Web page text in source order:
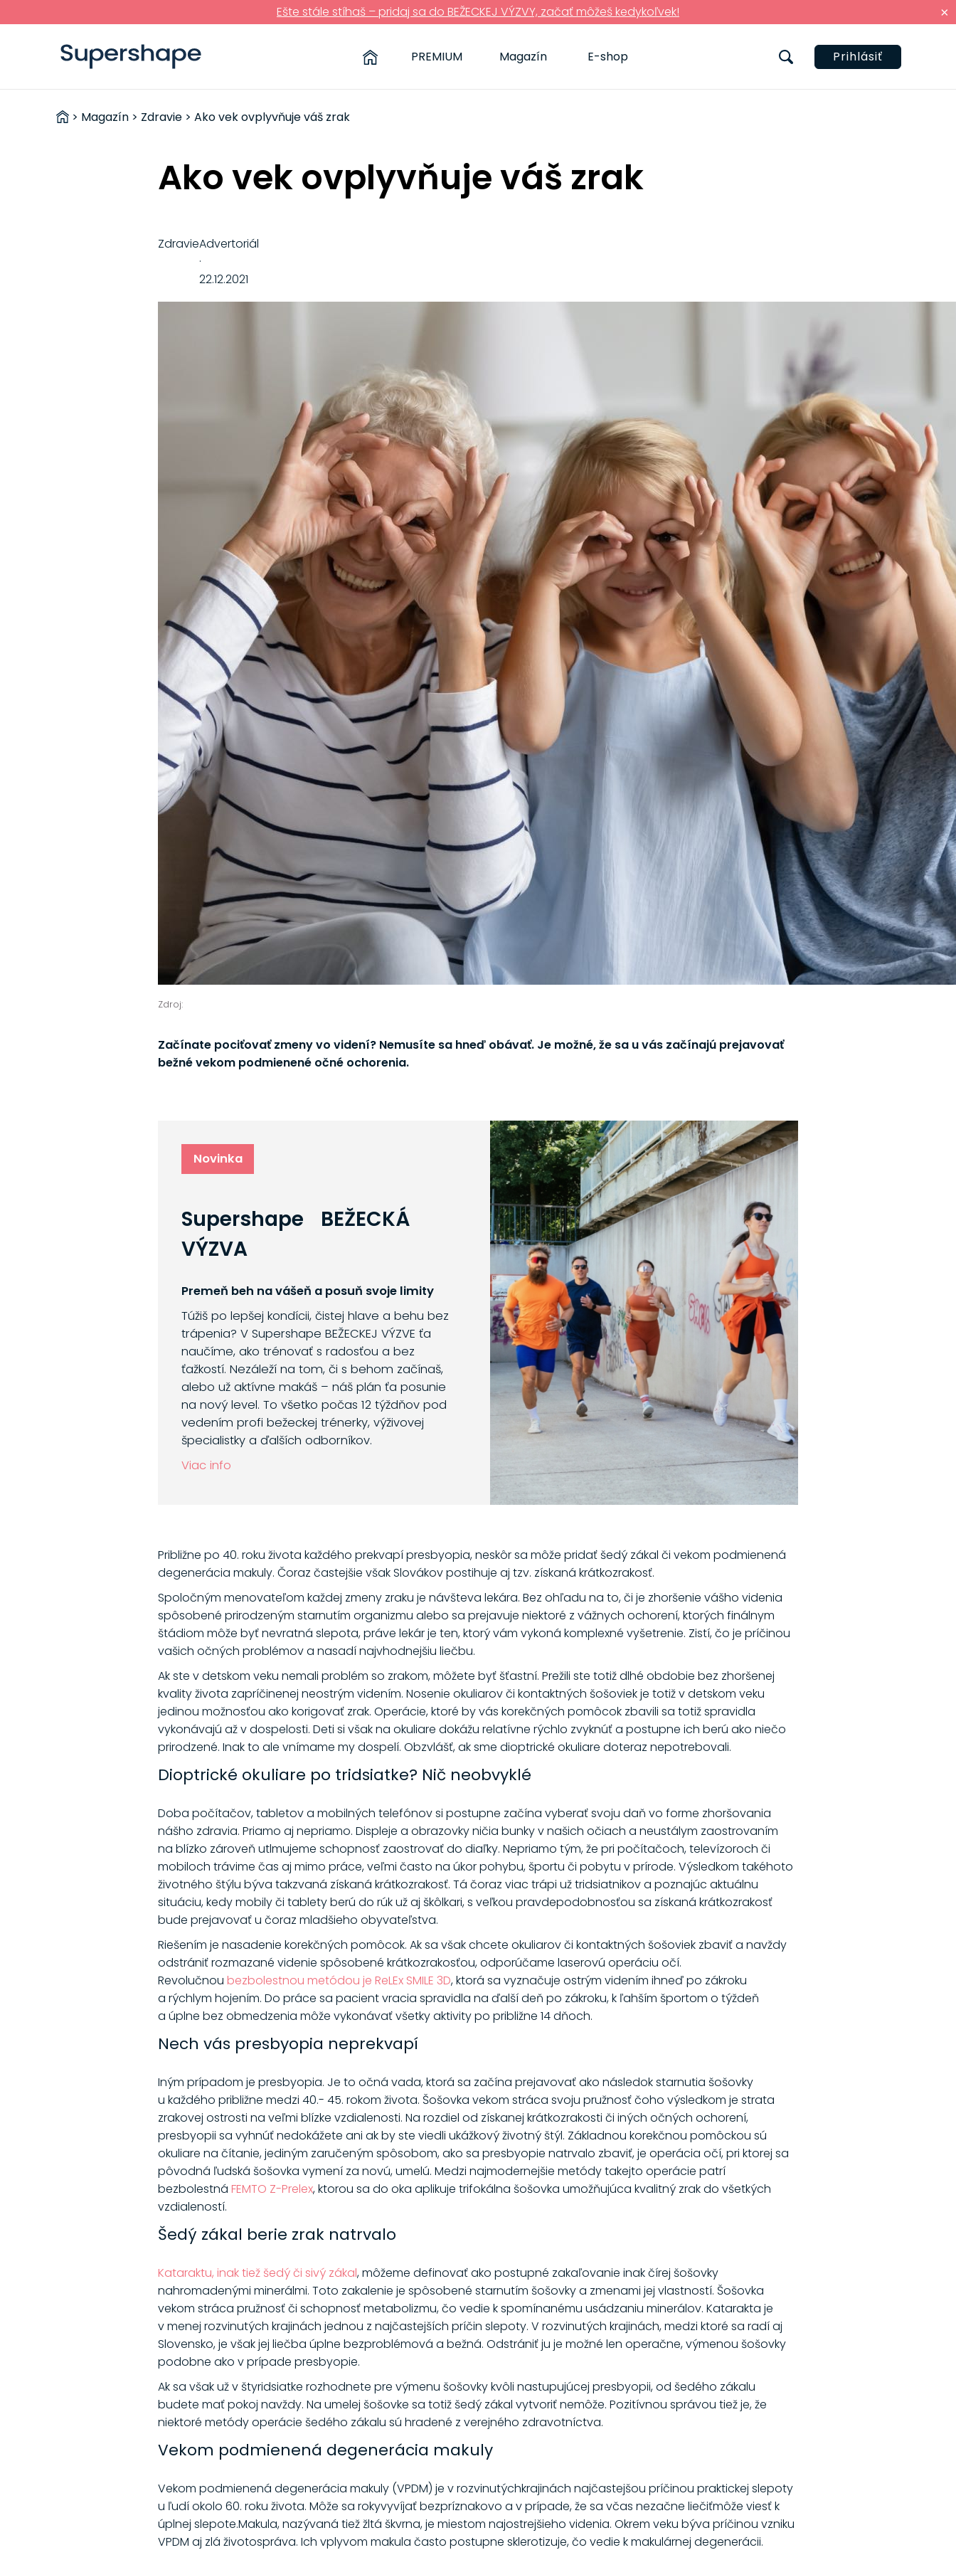
×
Ešte stále stíhaš – pridaj sa do BEŽECKEJ VÝZVY, začať môžeš kedykoľvek!
Prihlásiť
PREMIUM Magazín E-shop
ZDRAVÉ
> Magazín > Zdravie > Ako vek ovplyvňuje váš zrak
Ako vek ovplyvňuje váš zrak
Zdroj:
Začínate pociťovať zmeny vo videní? Nemusíte sa hneď obávať. Je možné, že sa u vás začínajú prejavovať
bežné vekom podmienené očné ochorenia.
Novinka
Supershape BEŽECKÁ
VÝZVA
Premeň beh na vášeň a posuň svoje limity
Túžiš po lepšej kondícii, čistej hlave a behu bez
trápenia? V Supershape BEŽECKEJ VÝZVE ťa
naučíme, ako trénovať s radosťou a bez
ťažkostí. Nezáleží na tom, či s behom začínaš,
alebo už aktívne makáš – náš plán ťa posunie
na nový level. To všetko počas 12 týždňov pod
vedením profi bežeckej trénerky, výživovej
špecialistky a ďalších odborníkov.
Viac info
Približne po 40. roku života každého prekvapí presbyopia, neskôr sa môže pridať šedý zákal či vekom podmienená
degenerácia makuly. Čoraz častejšie však Slovákov postihuje aj tzv. získaná krátkozrakosť.
Spoločným menovateľom každej zmeny zraku je návšteva lekára. Bez ohľadu na to, či je zhoršenie vášho videnia
spôsobené prirodzeným starnutím organizmu alebo sa prejavuje niektoré z vážnych ochorení, ktorých finálnym
štádiom môže byť nevratná slepota, práve lekár je ten, ktorý vám vykoná komplexné vyšetrenie. Zistí, čo je príčinou
vašich očných problémov a nasadí najvhodnejšiu liečbu.
Ak ste v detskom veku nemali problém so zrakom, môžete byť šťastní. Prežili ste totiž dlhé obdobie bez zhoršenej
kvality života zapríčinenej neostrým videním. Nosenie okuliarov či kontaktných šošoviek je totiž v detskom veku
jedinou možnosťou ako korigovať zrak. Operácie, ktoré by vás korekčných pomôcok zbavili sa totiž spravidla
vykonávajú až v dospelosti. Deti si však na okuliare dokážu relatívne rýchlo zvyknúť a postupne ich berú ako niečo
prirodzené. Inak to ale vnímame my dospelí. Obzvlášť, ak sme dioptrické okuliare doteraz nepotrebovali.
Dioptrické okuliare po tridsiatke? Nič neobvyklé
Doba počítačov, tabletov a mobilných telefónov si postupne začína vyberať svoju daň vo forme zhoršovania
nášho zdravia. Priamo aj nepriamo. Displeje a obrazovky ničia bunky v našich očiach a neustálym zaostrovaním
na blízko zároveň utlmujeme schopnosť zaostrovať do diaľky. Nepriamo tým, že pri počítačoch, televízoroch či
mobiloch trávime čas aj mimo práce, veľmi často na úkor pohybu, športu či pobytu v prírode. Výsledkom takéhoto
životného štýlu býva takzvaná získaná krátkozrakosť. Tá čoraz viac trápi už tridsiatnikov a poznajúc aktuálnu
situáciu, kedy mobily či tablety berú do rúk už aj škôlkari, s veľkou pravdepodobnosťou sa získaná krátkozrakosť
bude prejavovať u čoraz mladšieho obyvateľstva.
Riešením je nasadenie korekčných pomôcok. Ak sa však chcete okuliarov či kontaktných šošoviek zbaviť a navždy
odstrániť rozmazané videnie spôsobené krátkozrakosťou, odporúčame laserovú operáciu očí.
Revolučnou bezbolestnou metódou je ReLEx SMILE 3D, ktorá sa vyznačuje ostrým videním ihneď po zákroku
a rýchlym hojením. Do práce sa pacient vracia spravidla na ďalší deň po zákroku, k ľahším športom o týždeň
a úplne bez obmedzenia môže vykonávať všetky aktivity po približne 14 dňoch.
Nech vás presbyopia neprekvapí
Iným prípadom je presbyopia. Je to očná vada, ktorá sa začína prejavovať ako následok starnutia šošovky
u každého približne medzi 40.- 45. rokom života. Šošovka vekom stráca svoju pružnosť čoho výsledkom je strata
zrakovej ostrosti na veľmi blízke vzdialenosti. Na rozdiel od získanej krátkozrakosti či iných očných ochorení,
presbyopii sa vyhnúť nedokážete ani ak by ste viedli ukážkový životný štýl. Základnou korekčnou pomôckou sú
okuliare na čítanie, jediným zaručeným spôsobom, ako sa presbyopie natrvalo zbaviť, je operácia očí, pri ktorej sa
pôvodná ľudská šošovka vymení za novú, umelú. Medzi najmodernejšie metódy takejto operácie patrí
bezbolestná FEMTO Z-Prelex, ktorou sa do oka aplikuje trifokálna šošovka umožňujúca kvalitný zrak do všetkých
vzdialeností.
Šedý zákal berie zrak natrvalo
Kataraktu, inak tiež šedý či sivý zákal, môžeme definovať ako postupné zakaľovanie inak čírej šošovky
nahromadenými minerálmi. Toto zakalenie je spôsobené starnutím šošovky a zmenami jej vlastností. Šošovka
vekom stráca pružnosť či schopnosť metabolizmu, čo vedie k spomínanému usádzaniu minerálov. Katarakta je
v menej rozvinutých krajinách jednou z najčastejších príčin slepoty. V rozvinutých krajinách, medzi ktoré sa radí aj
Slovensko, je však jej liečba úplne bezproblémová a bežná. Odstrániť ju je možné len operačne, výmenou šošovky
podobne ako v prípade presbyopie.
Ak sa však už v štyridsiatke rozhodnete pre výmenu šošovky kvôli nastupujúcej presbyopii, od šedého zákalu
budete mať pokoj navždy. Na umelej šošovke sa totiž šedý zákal vytvoriť nemôže. Pozitívnou správou tiež je, že
niektoré metódy operácie šedého zákalu sú hradené z verejného zdravotníctva.
Vekom podmienená degenerácia makuly
Vekom podmienená degenerácia makuly (VPDM) je v rozvinutýchkrajinách najčastejšou príčinou praktickej slepoty
u ľudí okolo 60. roku života. Môže sa rokyvyvíjať bezpríznakovo a v prípade, že sa včas nezačne liečiťmôže viesť k
úplnej slepote.Makula, nazývaná tiež žltá škvrna, je miestom najostrejšieho videnia. Okrem veku býva príčinou vzniku
VPDM aj zlá životospráva. Ich vplyvom makula často postupne sklerotizuje, čo vedie k makulárnej degenerácii.
ZdravieAdvertoriál
·
22.12.2021